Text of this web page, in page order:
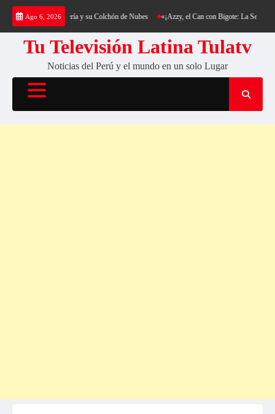
Saltar
contenido
Ago 6, 2026
al Cerro Cantería y su Colchón de Nubes «¡Azzy, el Can con Bigote: La Sensación
Tu Televisión Latina Tulatv
Noticias del Perú y el mundo en un solo Lugar